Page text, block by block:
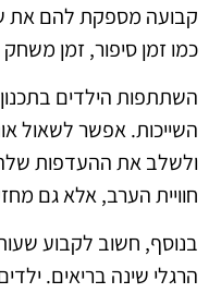
קבועה מספקת להם את
כמו זמן סיפור, זמן
השתתפות הילדים
השייכות. אפשר לשאול
ולשלב את ההעדפות
חוויית הערב, אלא גם
בנוסף, חשוב לקבוע
הרגלי שינה בריאים.